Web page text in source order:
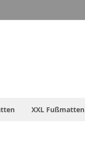
XXL Fußmatten